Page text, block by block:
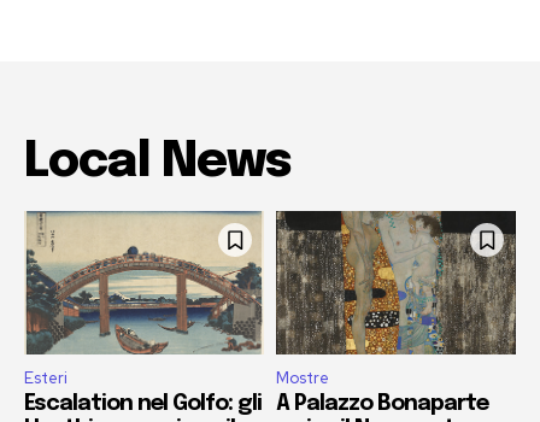
Local News
Esteri
Escalation nel Golfo: gli
Mostre
A Palazzo Bonaparte